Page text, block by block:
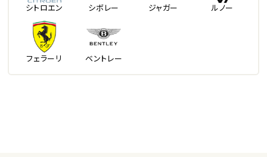
シトロエン シボレー ジャガー ルノー
フェラーリ ベントレー